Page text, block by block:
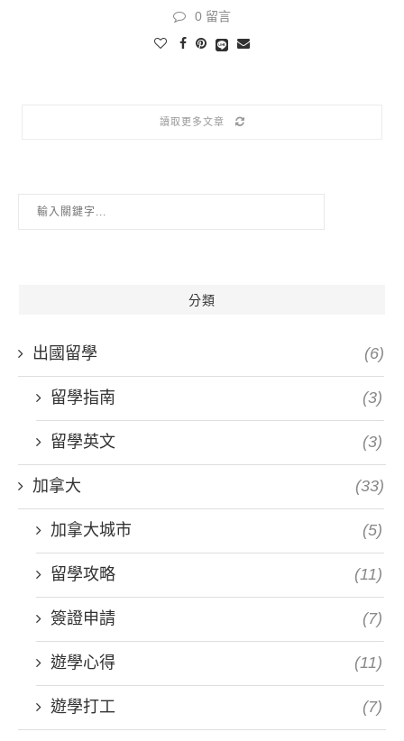
0 留言
讀取更多文章
分類
出國留學 (6)
留學指南 (3)
留學英文 (3)
加拿大 (33)
加拿大城市 (5)
留學攻略 (11)
簽證申請 (7)
遊學心得 (11)
遊學打工 (7)